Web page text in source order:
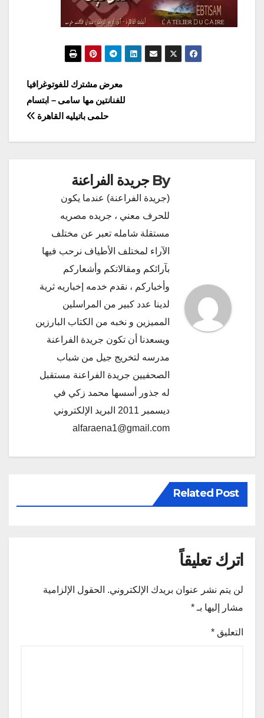
معرض مشترك للفوتوغرافيا
للفنانتين مها سامى – ابتسام
حلمى باتيليه القاهرة
By جريدة الفراعنة
(جريدة الفراعنة) عندما يكون
للحرف معني ، جريده مصريه
مستقلة شامله تعبر عن مختلف
الآراء لمختلف الأطياف نرحب فيها
بآرائكم ومقالاتكم وأشعاركم
وأخباركم ، نقدم خدمه إخباريه ثرية
لدينا عدد كبير من المراسلين
المميزين و نخبه من الكتاب البارزين
ويسعدنا أن تكون جريدة الفراعنة
مدرسه لتخريج جيل من شباب
الصحفيين جريدة الفراعنة مستقبل
له جذور أسسها محمد زكي في
ديسمبر 2011 البريد الإلكتروني
alfaraena1@gmail.com
Related Post
اترك تعليقاً
لن يتم نشر عنوان بريدك الإلكتروني. الحقول الإلزامية
مشار إليها بـ *
التعليق *